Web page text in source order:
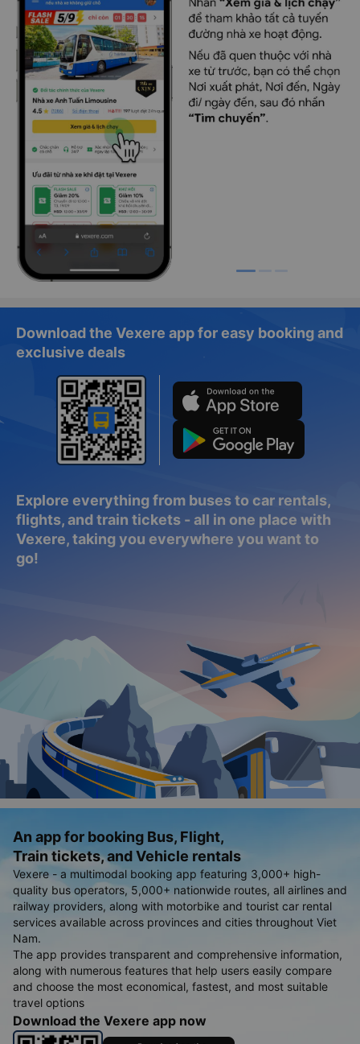
Download the Vexere app for easy booking and
exclusive deals
Explore everything from buses to car rentals,
flights, and train tickets - all in one place with
Vexere, taking you everywhere you want to
go!
An app for booking Bus, Flight,
Train tickets, and Vehicle rentals
Vexere - a multimodal booking app featuring 3,000+ high-
quality bus operators, 5,000+ nationwide routes, all airlines and
railway providers, along with motorbike and tourist car rental
services available across provinces and cities throughout Viet
Nam.
The app provides transparent and comprehensive information,
along with numerous features that help users easily compare
and choose the most economical, fastest, and most suitable
travel options
Download the Vexere app now